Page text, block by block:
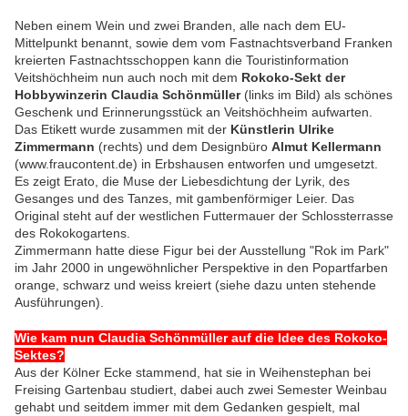
Neben einem Wein und zwei Branden, alle nach dem EU-
Mittelpunkt benannt, sowie dem vom Fastnachtsverband Franken
kreierten Fastnachtsschoppen kann die Touristinformation
Veitshöchheim nun auch noch mit dem Rokoko-Sekt der
Hobbywinzerin Claudia Schönmüller(links im Bild) als schönes
Geschenk und Erinnerungsstück an Veitshöchheim aufwarten.
Das Etikett wurde zusammen mit der Künstlerin Ulrike
Zimmermann (rechts) und dem Designbüro Almut Kellermann
(www.fraucontent.de) in Erbshausen entworfen und umgesetzt.
Es zeigt Erato, die Muse der Liebesdichtung der Lyrik, des
Gesanges und des Tanzes, mit gambenförmiger Leier. Das
Original steht auf der westlichen Futtermauer der Schlossterrasse
des Rokokogartens.
Zimmermann hatte diese Figur bei der Ausstellung "Rok im Park"
im Jahr 2000 in ungewöhnlicher Perspektive in den Popartfarben
orange, schwarz und weiss kreiert (siehe dazu unten stehende
Ausführungen).
Wie kam nun Claudia Schönmüller auf die Idee des Rokoko-
Sektes?
Aus der Kölner Ecke stammend, hat sie in Weihenstephan bei
Freising Gartenbau studiert, dabei auch zwei Semester Weinbau
gehabt und seitdem immer mit dem Gedanken gespielt, mal